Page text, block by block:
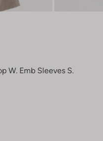
W. Emb Sleeves S.